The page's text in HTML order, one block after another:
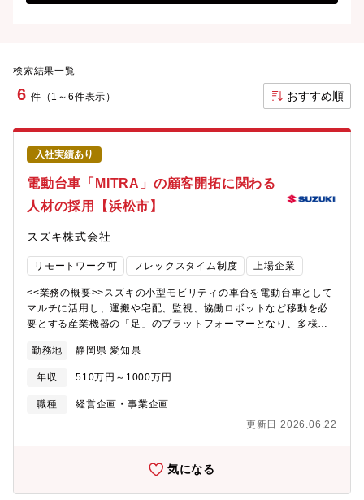
検索結果一覧
6 件（1～6件表示） おすすめ順
入社実績あり
電動台車「MITRA」の顧客開拓に関わる
人材の採用【浜松市】
スズキ株式会社
リモートワーク可 フレックスタイム制度 上場企業
<<業務の概要>>スズキの小型モビリティの車台を電動台車として
マルチに活用し、運搬や宅配、監視、協働ロボットなど移動を必
要とする産業機器の「足」のプラットフォーマーとなり、多様な
不足が様々な産業に影響を与えています。物流、工場、建築土
木、農業、設備点検など、あらゆる分野で効率化と自動化が求め
られています。こうした中、スズキの多目的電動台車「MITRA」
に注目をして頂き、その事業化と市場形成を進めています。この
管理、製品開発など、幅広いスキルを持つ人材が不可欠です。私
に向けて準備を整えています。この貴重なチャンスを見逃すわけ
にはいきません。一緒に未来を切り拓く旅に参加しませんか？
【具体的な業務内容】希望と適正に応じて、以下に列記したの役
勤務地 静岡県 愛知県
年収 510万円～1000万円
職種
経営企画・事業企画
更新日 2026.06.22
気になる